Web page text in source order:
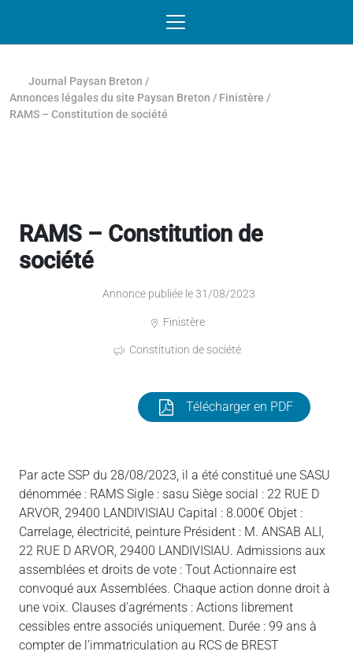
Journal Paysan Breton /
Annonces légales du site Paysan Breton / Finistère /
RAMS – Constitution de société
RAMS – Constitution de
société
Annonce publiée le 31/08/2023
Finistère
Constitution de société
Télécharger en PDF
Par acte SSP du 28/08/2023, il a été constitué une SASU
dénommée : RAMS Sigle : sasu Siège social : 22 RUE D
ARVOR, 29400 LANDIVISIAU Capital : 8.000€ Objet :
Carrelage, électricité, peinture Président : M. ANSAB ALI,
22 RUE D ARVOR, 29400 LANDIVISIAU. Admissions aux
assemblées et droits de vote : Tout Actionnaire est
convoqué aux Assemblées. Chaque action donne droit à
une voix. Clauses d’agréments : Actions librement
cessibles entre associés uniquement. Durée : 99 ans à
compter de l’immatriculation au RCS de BREST